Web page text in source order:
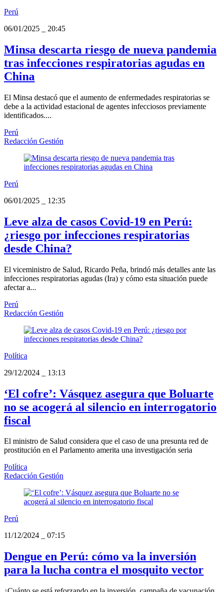
Perú
06/01/2025
20:45
Minsa descarta riesgo de nueva pandemia
tras infecciones respiratorias agudas en
China
El Minsa destacó que el aumento de enfermedades respiratorias se
debe a la actividad estacional de agentes infecciosos previamente
identificados....
Perú
Redacción Gestión
Perú
06/01/2025
12:35
Leve alza de casos Covid-19 en Perú:
¿riesgo por infecciones respiratorias
desde China?
El viceministro de Salud, Ricardo Peña, brindó más detalles ante las
infecciones respiratorias agudas (Ira) y cómo esta situación puede
afectar a...
Perú
Redacción Gestión
Política
29/12/2024
13:13
‘El cofre’: Vásquez asegura que Boluarte
no se acogerá al silencio en interrogatorio
fiscal
El ministro de Salud considera que el caso de una presunta red de
prostitución en el Parlamento amerita una investigación seria
Política
Redacción Gestión
Perú
11/12/2024
07:15
Dengue en Perú: cómo va la inversión
para la lucha contra el mosquito vector